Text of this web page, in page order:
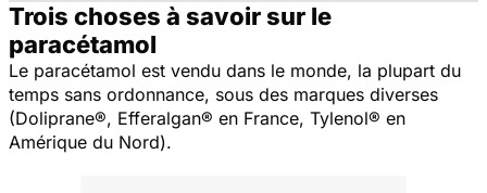
Trois choses à savoir sur le
paracétamol
Le paracétamol est vendu dans le monde, la plupart du
temps sans ordonnance, sous des marques diverses
(Doliprane®, Efferalgan® en France, Tylenol® en
Amérique du Nord).